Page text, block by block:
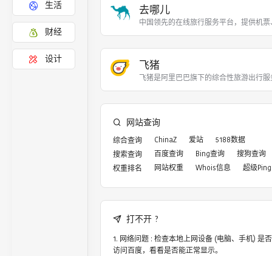
生活
财经
设计
去哪儿
中国领先的在线旅行服务平台，提供机
飞猪
飞猪是阿里巴巴旗下的综合性旅游出行
网站查询
综合查询 ChinaZ 爱站
5188数据
搜索查询
百度查询 Bing查询
搜狗查询
权重排名
网站权重 Whois信息 超级Ping
打不开 ?
网络问题 : 检查本地上网设备 (电脑、手机) 是
访问百度，看看是否能正常显示。